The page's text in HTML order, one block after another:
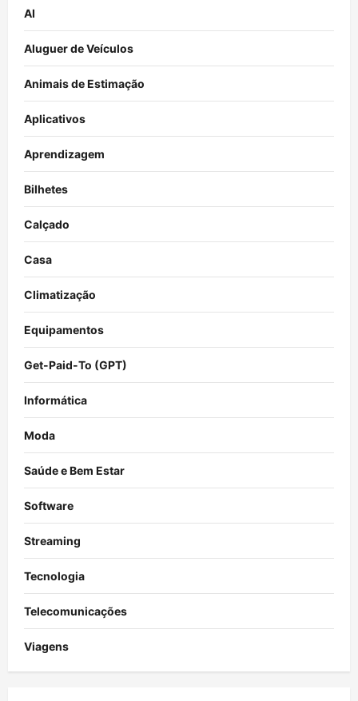
AI
Aluguer de Veículos
Animais de Estimação
Aplicativos
Aprendizagem
Bilhetes
Calçado
Casa
Climatização
Equipamentos
Get-Paid-To (GPT)
Informática
Moda
Saúde e Bem Estar
Software
Streaming
Tecnologia
Telecomunicações
Viagens